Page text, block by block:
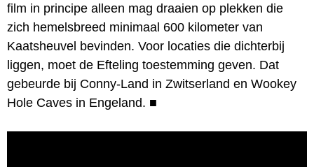
film in principe alleen mag draaien op plekken die
zich hemelsbreed minimaal 600 kilometer van
Kaatsheuvel bevinden. Voor locaties die dichterbij
liggen, moet de Efteling toestemming geven. Dat
gebeurde bij Conny-Land in Zwitserland en Wookey
Hole Caves in Engeland. ■